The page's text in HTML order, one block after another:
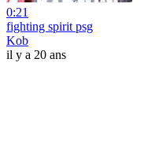
0:21
fighting spirit psg
Kob
il y a 20 ans